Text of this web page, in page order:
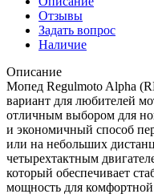
Отзывы
Задать вопрос
Наличие
Описание
Мопед Regulmoto Alpha
вариант для любителей
отличным выбором для
и экономичный способ
или на небольших
четырехтактным
который обеспечивает
мощность для